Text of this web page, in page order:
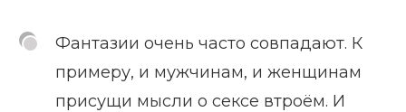
Фантазии очень часто совпадают. К
примеру, и мужчинам, и женщинам
присущи мысли о сексе втроём. И